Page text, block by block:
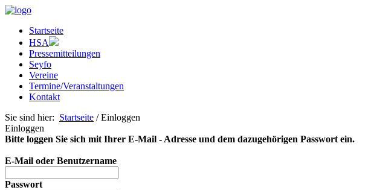
Startseite
HSA
Pressemitteilungen
Seyfo
Vereine
Termine/Veranstaltungen
Kontakt
Sie sind hier: Startseite / Einloggen
Einloggen
Bitte loggen Sie sich mit Ihrer E-Mail - Adresse und dem dazugehörigen Passwort ein.
E-Mail oder Benutzername
Passwort